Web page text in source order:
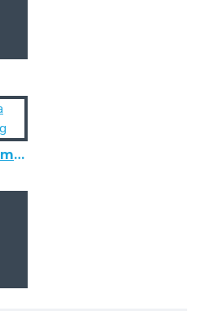
Juoda guminė atrama 600 mm ilgio iki 500 kg